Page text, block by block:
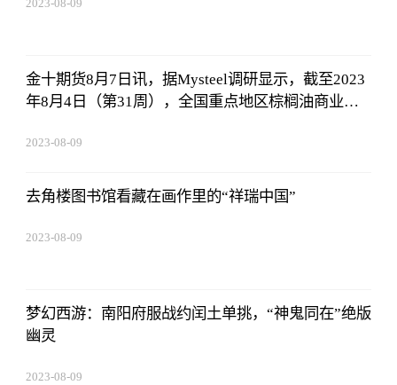
2023-08-09
金十期货8月7日讯，据Mysteel调研显示，截至2023
年8月4日（第31周），全国重点地区棕榈油商业库
同比2022年第31周棕榈油商业库存增加39.75万吨，
2023-08-09
去角楼图书馆看藏在画作里的“祥瑞中国”
2023-08-09
梦幻西游：南阳府服战约闰土单挑，“神鬼同在”绝版
幽灵
2023-08-09